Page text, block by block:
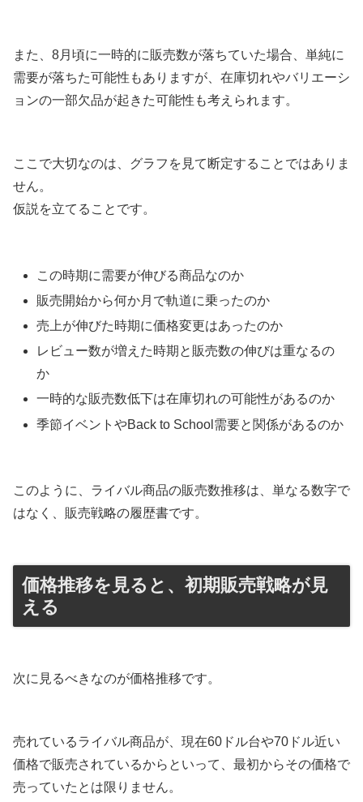
また、8月頃に一時的に販売数が落ちていた場合、単純に
需要が落ちた可能性もありますが、在庫切れやバリエーシ
ョンの一部欠品が起きた可能性も考えられます。
ここで大切なのは、グラフを見て断定することではありま
せん。
仮説を立てることです。
この時期に需要が伸びる商品なのか
販売開始から何か月で軌道に乗ったのか
売上が伸びた時期に価格変更はあったのか
レビュー数が増えた時期と販売数の伸びは重なるの
か
一時的な販売数低下は在庫切れの可能性があるのか
季節イベントやBack to School需要と関係があるのか
このように、ライバル商品の販売数推移は、単なる数字で
はなく、販売戦略の履歴書です。
価格推移を見ると、初期販売戦略が見
える
次に見るべきなのが価格推移です。
売れているライバル商品が、現在60ドル台や70ドル近い
価格で販売されているからといって、最初からその価格で
売っていたとは限りません。